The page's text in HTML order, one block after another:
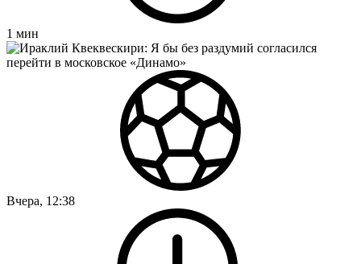
1 мин
Вчера, 12:38